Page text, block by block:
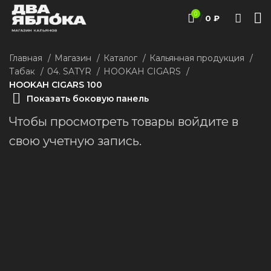
0 / 0 ₽
Главная Магазин Каталог
Кальянная продукция
Табак
04. SATYR
HOOKAH CIGARS
HOOKAH CIGARS 100
Показать боковую панель
Чтобы просмотреть товары войдите в
свою учетную запись.